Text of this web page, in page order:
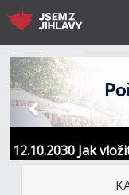
12.10.2030 Jak
Jihlavy
Předchozí